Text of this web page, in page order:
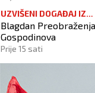
UZVIŠENI DOGAĐAJ IZ
KRISTOVA ŽIVOTA
Blagdan Preobraženja
Gospodinova
Prije 15 sati